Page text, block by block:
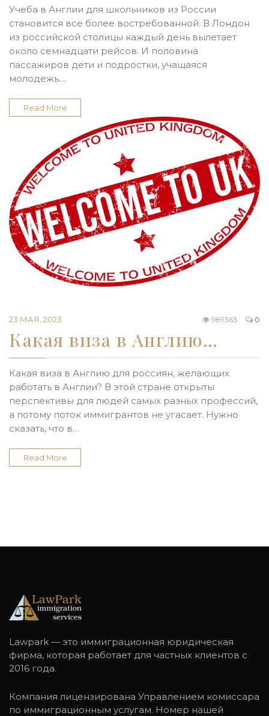
Учеба в Англии для школьников из России
становится все более востребованной. В Лондон
из российской столицы каждый день вылетает
около семнадцати рейсов. И половина
пассажиров дети и подростки, учащаяся
молодежь.…
Read More
23 МАЯ, 2023 0
989363
Какая виза в Англию…
Какая виза в Англию для россиян, желающих
работать в Англии? В этой стране открыты
перспективы для людей самых разных профессий,
а потому поток иммигрантов не угасает. Нужно
сказать, что в…
Read More
Lawpark — это иммиграционная юридическая
фирма, которая работает для частных клиентов с
2016 года.
Компания лицензирована Управлением комиссара
по иммиграционным услугам. Номер нашей